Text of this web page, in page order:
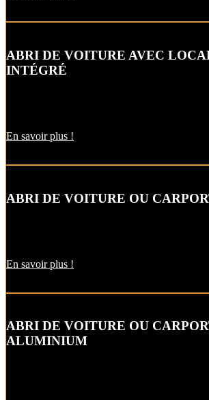
ABRI DE VOITURE AVEC
INTÉGRÉ
En savoir plus !
ABRI DE VOITURE OU
En savoir plus !
ABRI DE VOITURE OU
ALUMINIUM